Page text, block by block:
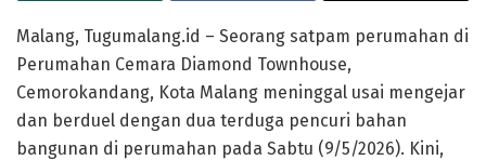
Malang, Tugumalang.id – Seorang satpam perumahan di
Perumahan Cemara Diamond Townhouse,
Cemorokandang, Kota Malang meninggal usai mengejar
dan berduel dengan dua terduga pencuri bahan
bangunan di perumahan pada Sabtu (9/5/2026). Kini,